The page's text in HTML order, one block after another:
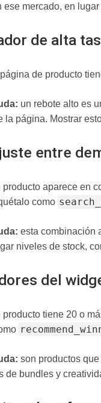
ese mercado, en
de alta
de producto
un rebote alto es
la página. Mostrar
entre
producto aparece en
como
esta combinación
niveles de stock,
del
producto tiene 20 o
son productos
de bundles y